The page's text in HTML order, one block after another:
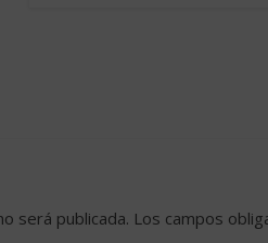
será publicada. Los campos